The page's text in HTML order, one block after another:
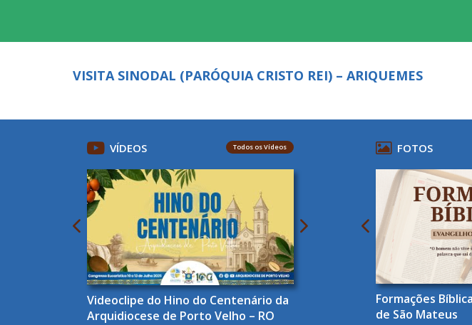
VISITA SINODAL (PARÓQUIA CRISTO REI) – ARIQUEMES
VÍDEOS Todos os Vídeos
Videoclipe do Hino do Centenário da
Arquidiocese de Porto Velho – RO
FOTOS
Formações
de São Mateus